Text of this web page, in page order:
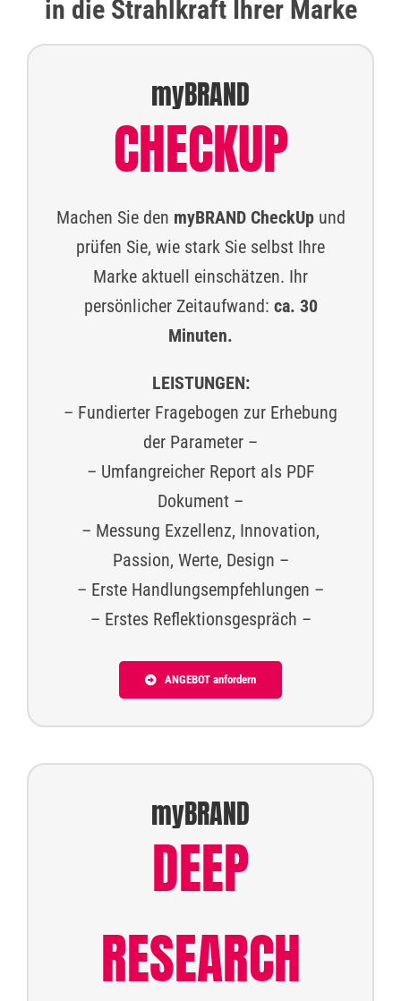
in die Strahlkraft Ihrer Marke
myBRAND
CHECKUP
Machen Sie den myBRAND CheckUpund
prüfen Sie, wie stark Sie selbst Ihre
Marke aktuell einschätzen. Ihr
persönlicher Zeitaufwand: ca. 30
Minuten.
LEISTUNGEN:
– Fundierter Fragebogen zur Erhebung
der Parameter –
– Umfangreicher Report als PDF
Dokument –
– Messung Exzellenz, Innovation,
Passion, Werte, Design –
– Erste Handlungsempfehlungen –
– Erstes Reflektionsgespräch –
ANGEBOT anfordern
myBRAND
DEEP
RESEARCH